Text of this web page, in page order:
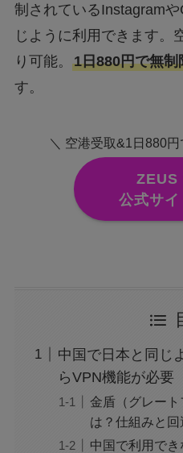
制されているInstagram
じように利用できます。
り可能。 1日880円で無制
す。
＼ 空港受取&1日880
ZEUS
公式サイ
中国で日本と同じ
らVPN機能が必要
金盾（グレート
は？仕組みと
中国で利用で